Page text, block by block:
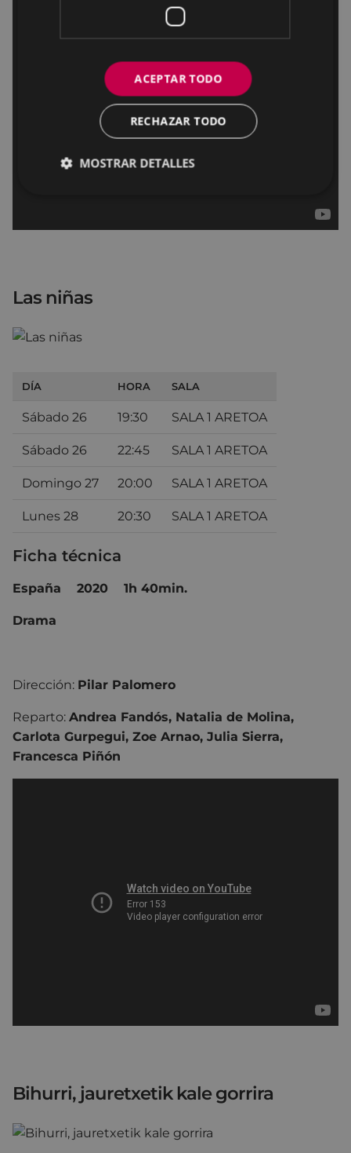
Las niñas
DÍA HORA SALA
Sábado 26 19:30 SALA 1 ARETOA
Sábado 26 22:45 SALA 1 ARETOA
Domingo 27 20:00 SALA 1 ARETOA
Lunes 28 20:30 SALA 1 ARETOA
Ficha técnica
España 2020 1h 40min.
Drama
Dirección: Pilar Palomero
Reparto: Andrea Fandós, Natalia de Molina,
Carlota Gurpegui, Zoe Arnao, Julia Sierra,
Francesca Piñón
Bihurri, jauretxetik kale gorrira
ACEPTAR TODO
RECHAZAR TODO
MOSTRAR DETALLES